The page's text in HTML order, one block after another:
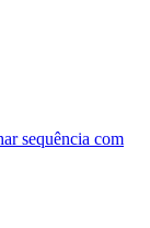
sequência com